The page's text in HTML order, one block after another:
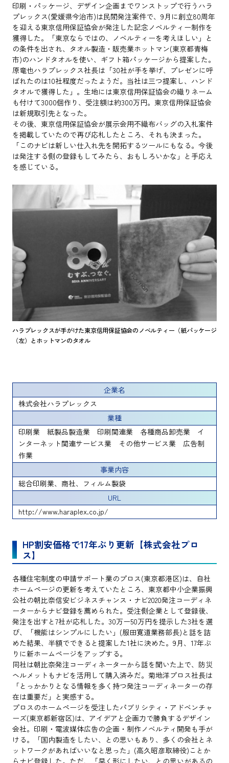
印刷・パッケージ、デザイン企画までワンストップで行うハラ
プレックス(愛媛県今治市)は民間発注案件で、9月に創立80周年
を迎える東京信用保証協会が発注した記念ノベルティー制作を
獲得した。「東京ならではの、ノベルティーを考えほしい」と
の条件を出され、タオル製造・販売業ホットマン(東京都青梅
市)のハンドタオルを使い、ギフト箱パッケージから提案した。
原竜也ハラプレックス社長は「30社が手を挙げ、プレゼンに呼
ばれたのは10社程度だったようだ。当社は三つ提案し、ハンド
タオルで獲得した」。生地には東京信用保証協会の織りネーム
も付けて3000個作り、受注額は約300万円。東京信用保証協会
は新規取引先となった。
その後、東京信用保証協会が展示会用不織布バッグの入札案件
を掲載していたので再び応札したところ、それも決まった。
「このナビは新しい仕入れ先を開拓するツールにもなる。今後
は発注する側の登録もしてみたら、おもしろいかな」と手応え
を感じている。
ハラプレックスが手がけた東京信用保証協会のノベルティー（紙パッケージ
（左）とホットマンのタオル
企業名
株式会社ハラプレックス
業種
印刷業 紙製品製造業 印刷関連業 各種商品卸売業 イ
ンターネット関連サービス業 その他サービス業 広告制
作業
事業内容
総合印刷業、商社、フィルム製袋
URL
http://www.haraplex.co.jp/
HP割安価格で17年ぶり更新【株式会社プロ
ス】
各種住宅制度の申請サポート業のプロス(東京都港区)は、自社
ホームページの更新を考えていたところ、東京都中小企業振興
公社の朝比奈信安ビジネスチャンス・ナビ2020発注コーディネ
ーターからナビ登録を薦められた。受注側企業として登録後、
発注を出すと7社が応札した。30万ー50万円を提示した3社を選
び、「機能はシンプルにしたい」(服田寛道業務部長)と話を詰
めた結果、半額でできると提案した1社に決めた。9月、17年ぶ
りに新ホームページをアップする。
同社は朝比奈発注コーディネーターから話を聞いた上で、防災
ヘルメットもナビを活用して購入済みだ。菊地洋プロス社長は
「とっかかりとなる情報を多く持つ発注コーディネーターの存
在は重要だ」と実感する。
プロスのホームページを受注したパブリシティ・アドベンチャ
ーズ(東京都新宿区)は、アイデアと企画力で勝負するデザイン
会社。印刷・電波媒体広告の企画・制作ノベルティ開発も手が
ける。「国内製造をしたい、との思いもあり、多くの会社とネ
ットワークがあればいいなと思った」(高久昭彦取締役)ことか
らナビ登録した。ただ、「早く形にしたい、との思いがあるの